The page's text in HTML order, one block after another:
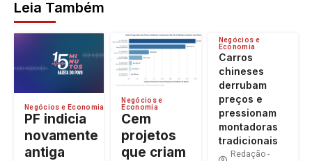
Leia Também
Negócios e Economia
PF indicia
novamente
antiga
Negócios e
Economia
Cem
projetos
que criam
Negócios e
Economia
Carros
chineses
derrubam
preços e
pressionam
montadoras
tradicionais
Redação -